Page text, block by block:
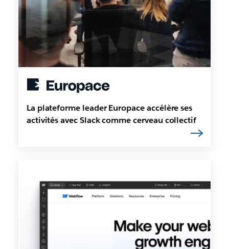
La plateforme leader Europace accélère ses
activités avec Slack comme cerveau collectif